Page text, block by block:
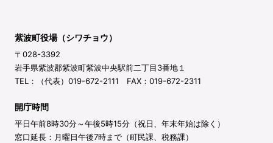
紫波町役場（シワチョウ）
〒028-3392
岩手県紫波郡紫波町紫波中央駅前二丁目3番地１
TEL：（代表）019-672-2111 FAX：019-672-2311
開庁時間
平日午前8時30分～午後5時15分（祝日、年末年始は除く）
窓口延長：月曜日午後7時まで（町民課、税務課）